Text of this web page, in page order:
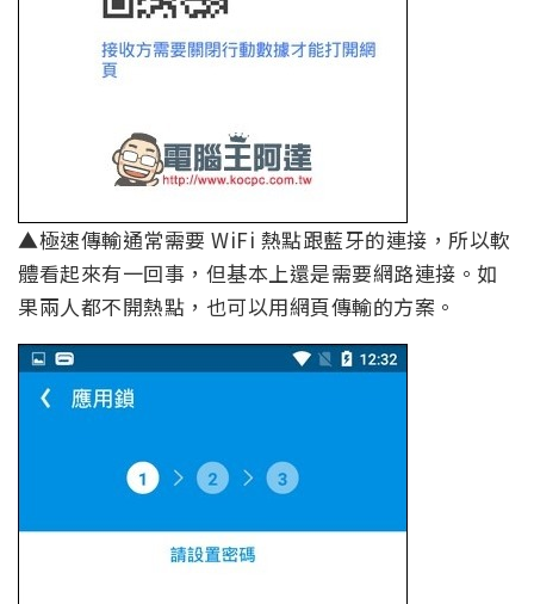
▲極速傳輸通常需要 WiFi 熱點跟藍牙的連接，所以軟
體看起來有一回事，但基本上還是需要網路連接。如
果兩人都不開熱點，也可以用網頁傳輸的方案。